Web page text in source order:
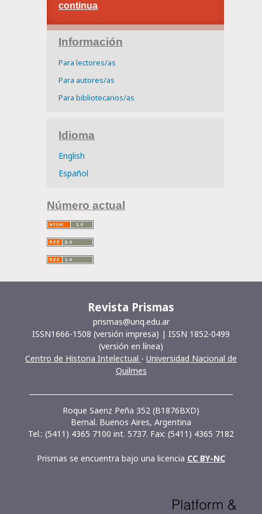
continua
Información
Para lectores/as
Para autores/as
Para bibliotecarios/as
Idioma
English
Español
Número actual
Revista Prismas
prismas@unq.edu.ar
ISSN1666-1508 (versión impresa) | ISSN 1852-0499
(versión en línea)
Centro de Historia Intelectual - Universidad Nacional de
Quilmes
Roque Saenz Peña 352 (B1876BXD)
Bernal. Buenos Aires, Argentina
Tel.: (5411) 4365 7100 int. 5737. Fax: (5411) 4365 7182
Prismas se encuentra bajo una licencia CC BY-NC